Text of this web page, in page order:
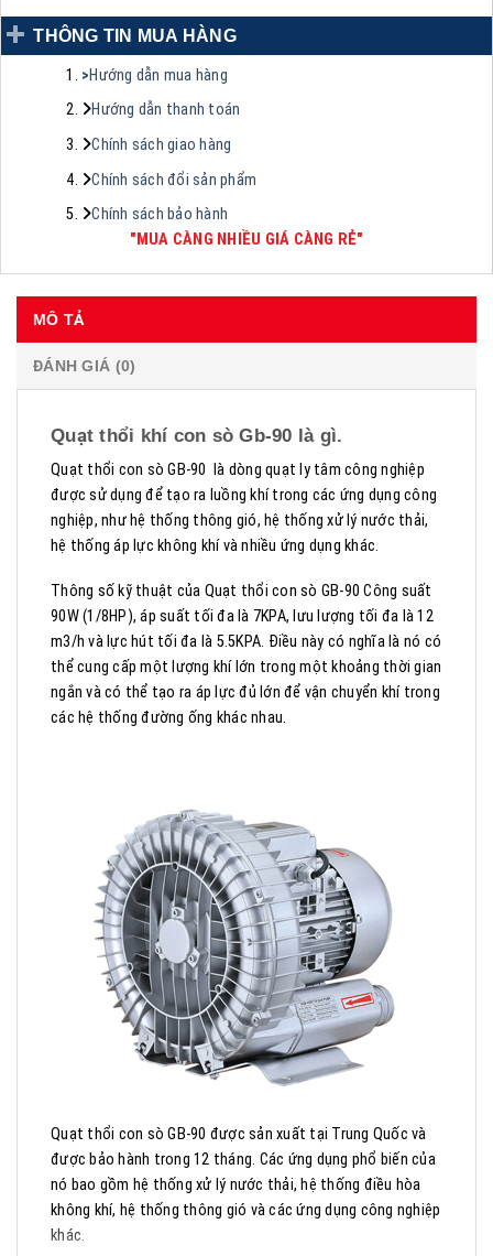
THÔNG TIN MUA HÀNG
>Hướng dẫn mua hàng
Hướng dẫn thanh toán
Chính sách giao hàng
Chính sách đổi sản phẩm
Chính sách bảo hành
"MUA CÀNG NHIỀU GIÁ CÀNG RẺ"
MÔ TẢ
ĐÁNH GIÁ (0)
Quạt thổi khí con sò Gb-90 là gì.
Quạt thổi con sò GB-90 là dòng quạt ly tâm công nghiệp
được sử dụng để tạo ra luồng khí trong các ứng dụng công
nghiệp, như hệ thống thông gió, hệ thống xử lý nước thải,
hệ thống áp lực không khí và nhiều ứng dụng khác.
Thông số kỹ thuật của Quạt thổi con sò GB-90 Công suất
90W (1/8HP), áp suất tối đa là 7KPA, lưu lượng tối đa là 12
m3/h và lực hút tối đa là 5.5KPA. Điều này có nghĩa là nó có
thể cung cấp một lượng khí lớn trong một khoảng thời gian
ngắn và có thể tạo ra áp lực đủ lớn để vận chuyển khí trong
các hệ thống đường ống khác nhau.
Quạt thổi con sò GB-90 được sản xuất tại Trung Quốc và
được bảo hành trong 12 tháng. Các ứng dụng phổ biến của
nó bao gồm hệ thống xử lý nước thải, hệ thống điều hòa
không khí, hệ thống thông gió và các ứng dụng công nghiệp
khác.